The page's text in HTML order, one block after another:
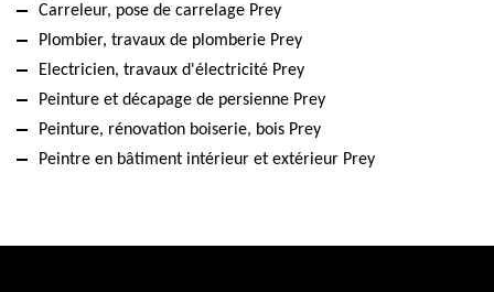
Carreleur, pose de carrelage Prey
Plombier, travaux de plomberie Prey
Electricien, travaux d'électricité Prey
Peinture et décapage de persienne Prey
Peinture, rénovation boiserie, bois Prey
Peintre en bâtiment intérieur et extérieur Prey